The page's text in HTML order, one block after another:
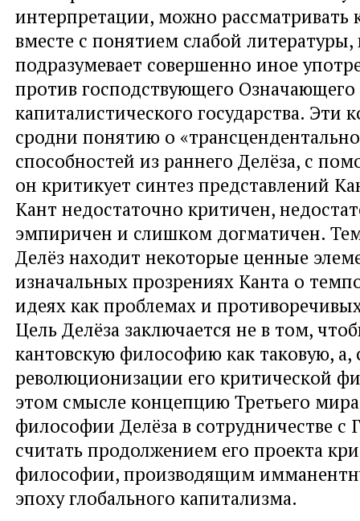
интерпретации, можно рассматривать
вместе с понятием слабой литературы,
подразумевает совершенно иное
против господствующего Означающего
капиталистического государства. Эти
сродни понятию о
способностей из раннего Делёза, с
он критикует синтез представлений
Кант недостаточно критичен,
эмпиричен и слишком догматичен.
Делёз находит некоторые ценные
изначальных прозрениях Канта о
идеях как проблемах и
Цель Делёза заключается не в том,
кантовскую философию как таковую, а,
революционизации его критической
этом смысле концепцию Третьего
философии Делёза в сотрудничестве с
считать продолжением его проекта
философии, производящим
эпоху глобального капитализма.